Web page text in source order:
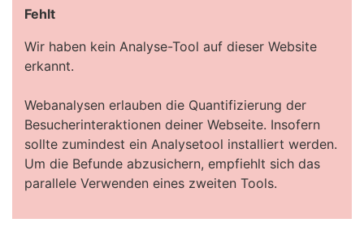
Fehlt
Wir haben kein Analyse-Tool auf dieser Website
erkannt.
Webanalysen erlauben die Quantifizierung der
Besucherinteraktionen deiner Webseite. Insofern
sollte zumindest ein Analysetool installiert werden.
Um die Befunde abzusichern, empfiehlt sich das
parallele Verwenden eines zweiten Tools.